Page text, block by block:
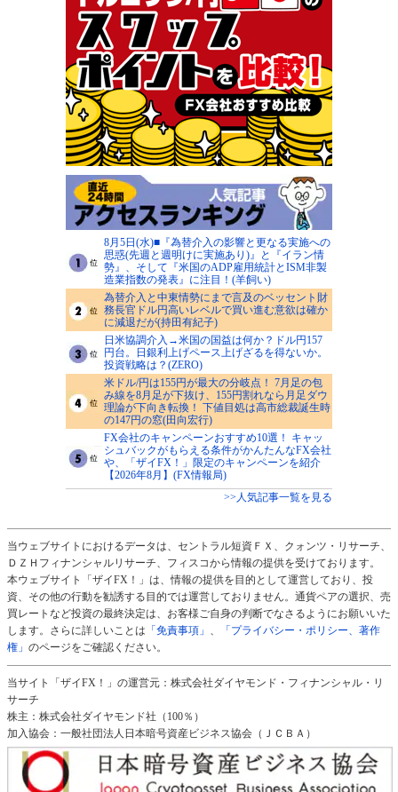
8月5日(水)■『為替介入の影響と更なる実施への
思惑(先週と週明けに実施あり)』と『イラン情
勢』、そして『米国のADP雇用統計とISM非製
造業指数の発表』に注目！(羊飼い)
為替介入と中東情勢にまで言及のベッセント財
務長官ドル円高いレベルで買い進む意欲は確か
に減退だが(持田有紀子)
日米協調介入→米国の国益は何か？ドル円157
円台。日銀利上げペース上げざるを得ないか。
投資戦略は？(ZERO)
米ドル/円は155円が最大の分岐点！ 7月足の包
み線を8月足が下抜け、155円割れなら月足ダウ
理論が下向き転換！ 下値目処は高市総裁誕生時
の147円の窓(田向宏行)
FX会社のキャンペーンおすすめ10選！ キャッ
シュバックがもらえる条件がかんたんなFX会社
や、「ザイFX！」限定のキャンペーンを紹介
【2026年8月】(FX情報局)
>>人気記事一覧を見る
当ウェブサイトにおけるデータは、セントラル短資ＦＸ、クォンツ・リサーチ、
ＤＺＨフィナンシャルリサーチ、フィスコから情報の提供を受けております。
本ウェブサイト「ザイFX！」は、情報の提供を目的として運営しており、投
資、その他の行動を勧誘する目的では運営しておりません。通貨ペアの選択、売
買レートなど投資の最終決定は、お客様ご自身の判断でなさるようにお願いいた
します。さらに詳しいことは 「免責事項」 、
「プライバシー・ポリシー、著作
権」 のページをご確認ください。
当サイト「ザイFX！」の運営元：株式会社ダイヤモンド・フィナンシャル・リ
サーチ
株主：株式会社ダイヤモンド社（100％）
加入協会：一般社団法人日本暗号資産ビジネス協会（ＪＣＢＡ）